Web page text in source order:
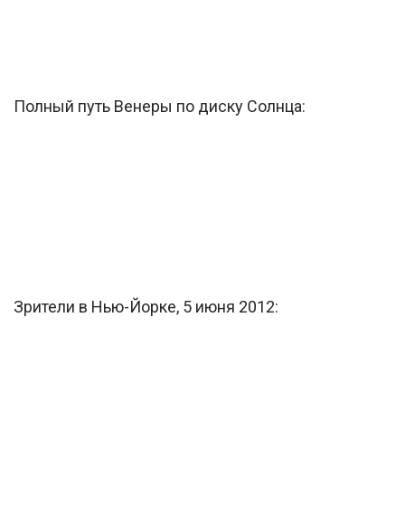
Полный путь Венеры по диску Солнца:
Зрители в Нью-Йорке, 5 июня 2012: